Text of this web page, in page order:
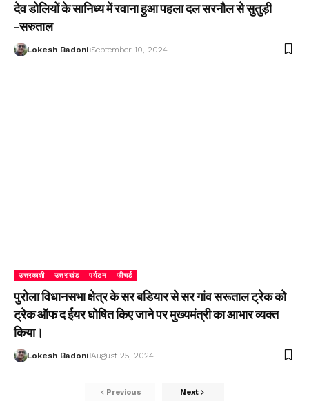
देव डोलियों के सानिध्य में रवाना हुआ पहला दल सरनौल से सुतुड़ी
-सरुताल
Lokesh Badoni September 10, 2024
उत्तरकाशी उत्तराखंड पर्यटन फीचर्ड
पुरोला विधानसभा क्षेत्र के सर बडियार से सर गांव सरूताल ट्रेक को
ट्रेक ऑफ द ईयर घोषित किए जाने पर मुख्यमंत्री का आभार व्यक्त
किया।
Lokesh Badoni August 25, 2024
Previous Next